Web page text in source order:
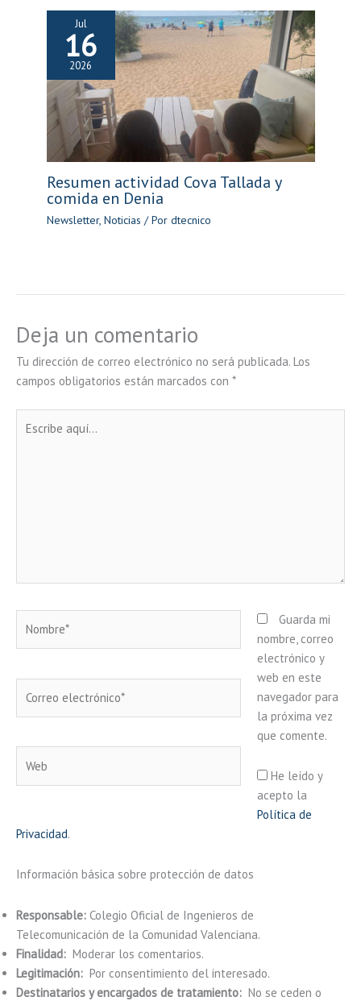
Jul
16
2026
Resumen actividad Cova Tallada y
comida en Denia
Newsletter, Noticias / Por dtecnico
Deja un comentario
Tu dirección de correo electrónico no será publicada. Los
campos obligatorios están marcados con *
aquí...
electrónico*
Guarda mi
nombre, correo
electrónico y
web en este
navegador para
la próxima vez
que comente.
He leído y
acepto la
Política de
Privacidad.
Información básica sobre protección de datos
Responsable: Colegio Oficial de Ingenieros de
Telecomunicación de la Comunidad Valenciana.
Finalidad: Moderar los comentarios.
Legitimación: Por consentimiento del interesado.
Destinatarios y encargados de tratamiento: No se ceden o